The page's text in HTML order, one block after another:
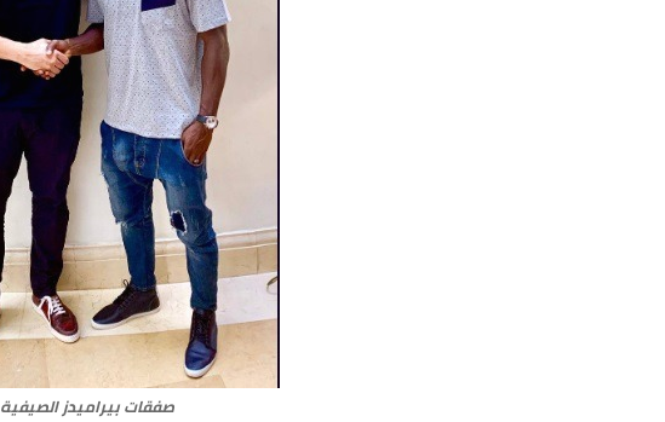
صفقات بيراميدز الصيفية